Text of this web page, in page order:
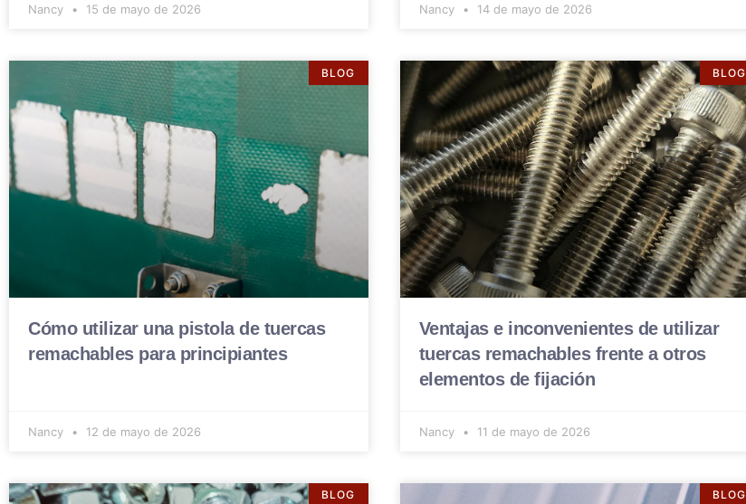
Nancy 15 de mayo de 2026 Nancy 14 de mayo de 2026
BLOG
Cómo utilizar una pistola de tuercas
remachables para principiantes
Nancy 12 de mayo de 2026
BLOG
Ventajas e inconvenientes de utilizar
tuercas remachables frente a otros
elementos de fijación
Nancy 11 de mayo de 2026
BLOG BLOG